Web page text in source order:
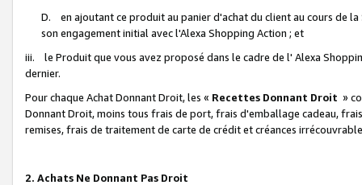
D. en ajoutant ce produit au panier d'achat du client au cours de
son engagement initial avec l'Alexa Shopping Action ; et
iii. le Produit que vous avez proposé dans le cadre de l' Alexa
dernier.
Pour chaque Achat Donnant Droit, les « Recettes Donnant Droit »
Donnant Droit, moins tous frais de port, frais d'emballage cadeau,
remises, frais de traitement de carte de crédit et créances
2. Achats Ne Donnant Pas Droit